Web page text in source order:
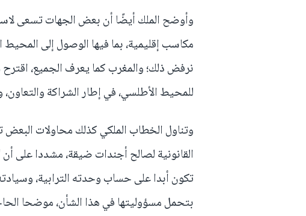
وأوضح الملك أيضًا أن بعض الجهات تسعى
مكاسب إقليمية، بما فيها الوصول إلى المحيط
نرفض ذلك؛ والمغرب كما يعرف الجميع،
للمحيط الأطلسي، في إطار الشراكة
وتناول الخطاب الملكي كذلك محاولات البعض
القانونية لصالح أجندات ضيقة، مشددا على أن
تكون أبدا على حساب وحدته الترابية،
بتحمل مسؤوليتها في هذا الشأن، موضحا